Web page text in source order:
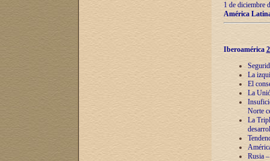
1 de diciembre
América
Iberoamérica
La
El
La
Norte
La
Rusia